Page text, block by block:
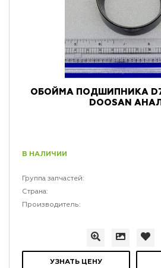
ОБОЙМА ПОДШИПНИКА
DOOSAN
В НАЛИЧИИ
Группа запчастей:
Страна:
Производитель:
УЗНАТЬ ЦЕНУ